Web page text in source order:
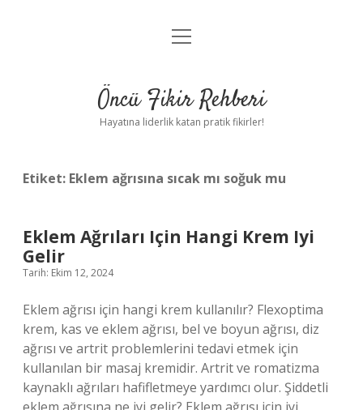
Anasayfa
Yasal Uyarı
menüyü
Öncü Fikir Rehberi
Hayatına liderlik katan pratik fikirler!
Etiket: Eklem ağrısına sıcak mı soğuk mu
Eklem Ağrıları Için Hangi Krem Iyi
Gelir
Tarih: Ekim 12, 2024
Eklem ağrısı için hangi krem kullanılır? Flexoptima
krem, kas ve eklem ağrısı, bel ve boyun ağrısı, diz
ağrısı ve artrit problemlerini tedavi etmek için
kullanılan bir masaj kremidir. Artrit ve romatizma
kaynaklı ağrıları hafifletmeye yardımcı olur. Şiddetli